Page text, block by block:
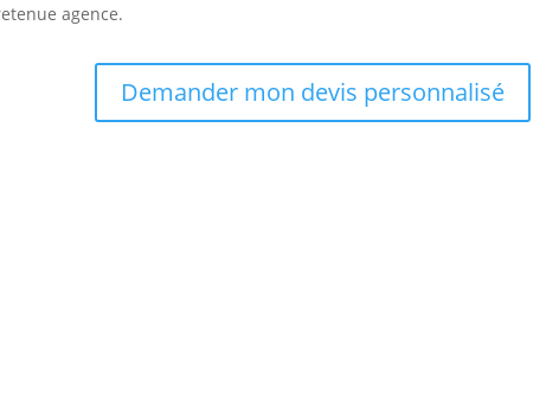
agence.
Demander mon devis personnalisé